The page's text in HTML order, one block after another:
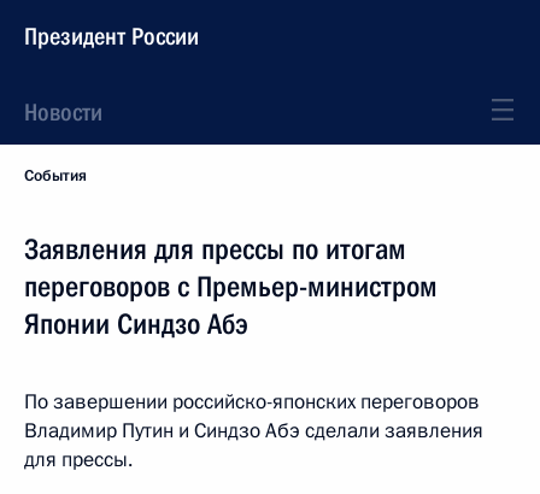
Президент России
Новости
События
Заявления для прессы по итогам
переговоров с Премьер-министром
Японии Синдзо Абэ
По завершении российско-японских переговоров
Владимир Путин и Синдзо Абэ сделали заявления
для прессы.